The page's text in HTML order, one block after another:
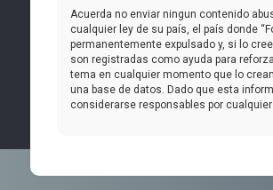
Acuerda no enviar ningun contenido
cualquier ley de su país, el país donde
permanentemente expulsado y, si lo
son registradas como ayuda para
tema en cualquier momento que lo
una base de datos. Dado que esta
considerarse responsables por